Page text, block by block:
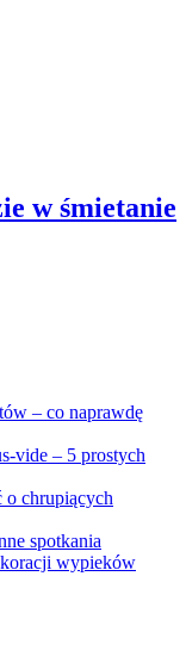
w śmietanie
– co naprawdę
vide – 5 prostych
o chrupiących
spotkania
wypieków